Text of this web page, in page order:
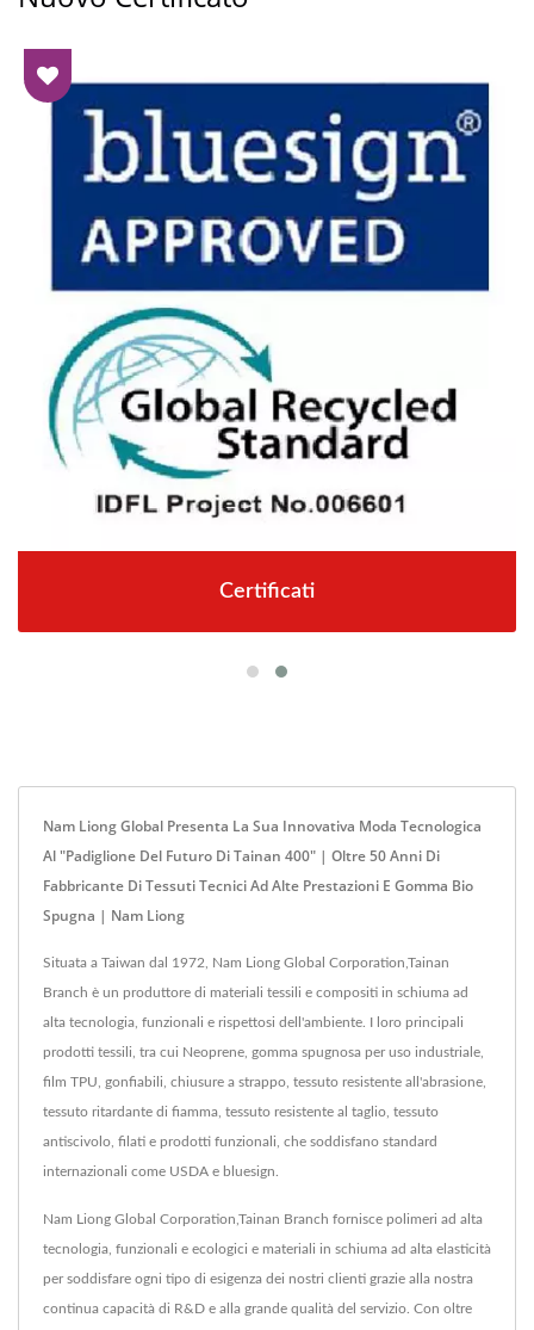
Certificati
Nam Liong Global Presenta La Sua Innovativa Moda Tecnologica
Al "Padiglione Del Futuro Di Tainan 400" | Oltre 50 Anni Di
Fabbricante Di Tessuti Tecnici Ad Alte Prestazioni E Gomma Bio
Spugna | Nam Liong
Situata a Taiwan dal 1972, Nam Liong Global Corporation,Tainan
Branch è un produttore di materiali tessili e compositi in schiuma ad
alta tecnologia, funzionali e rispettosi dell'ambiente. I loro principali
prodotti tessili, tra cui Neoprene, gomma spugnosa per uso industriale,
film TPU, gonfiabili, chiusure a strappo, tessuto resistente all'abrasione,
tessuto ritardante di fiamma, tessuto resistente al taglio, tessuto
antiscivolo, filati e prodotti funzionali, che soddisfano standard
internazionali come USDA e bluesign.
Nam Liong Global Corporation,Tainan Branch fornisce polimeri ad alta
tecnologia, funzionali e ecologici e materiali in schiuma ad alta elasticità
per soddisfare ogni tipo di esigenza dei nostri clienti grazie alla nostra
continua capacità di R&D e alla grande qualità del servizio. Con oltre